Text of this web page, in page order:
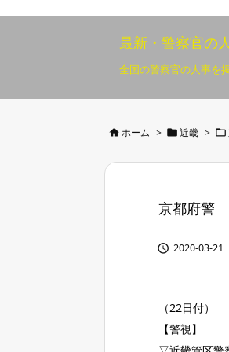
最新・警察官の
全国の警察官の人事を
 ホーム >  近畿 > 
京都府警
 2020-03-21
（22日付）
【警視】